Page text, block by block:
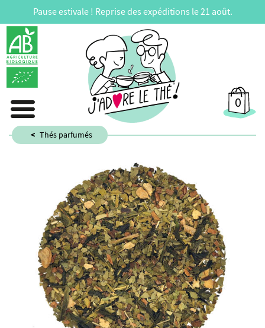
Pause estivale ! Reprise des expéditions le 21 août.
0
Thés parfumés